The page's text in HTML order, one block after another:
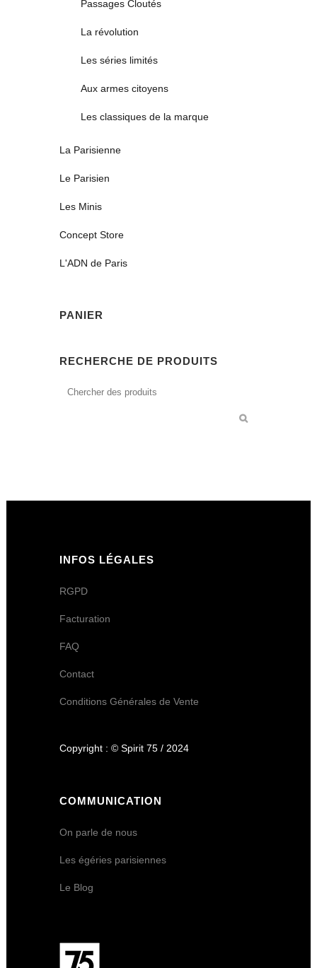
Passages Cloutés
La révolution
Les séries limités
Aux armes citoyens
Les classiques de la marque
La Parisienne
Le Parisien
Les Minis
Concept Store
L'ADN de Paris
PANIER
RECHERCHE DE PRODUITS
INFOS LÉGALES
RGPD
Facturation
FAQ
Contact
Conditions Générales de Vente
Copyright : © Spirit 75 / 2024
COMMUNICATION
On parle de nous
Les égéries parisiennes
Le Blog